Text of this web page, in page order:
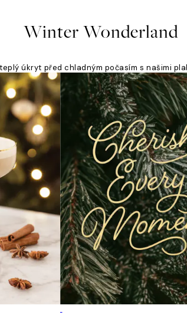
Winter Wonderland
úkryt před chladným počasím s našimi